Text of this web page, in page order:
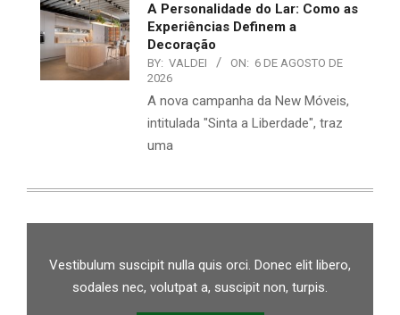
A Personalidade do Lar: Como as
Experiências Definem a
Decoração
BY: VALDEI ON: 6 DE AGOSTO DE
2026
A nova campanha da New Móveis,
intitulada "Sinta a Liberdade", traz
uma
Vestibulum suscipit nulla quis orci. Donec elit libero,
sodales nec, volutpat a, suscipit non, turpis.